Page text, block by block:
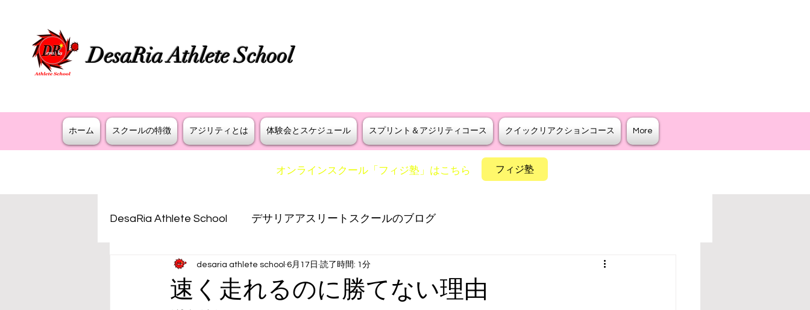
DesaRia Athlete School
ホーム スクールの特徴 アジリティとは 体験会とスケジュール スプリント＆アジリティコース クイックリアクションコース More
​オンラインスクール「フィジ塾」はこちら フィジ塾
DesaRia Athlete School デサリアアスリートスクールのブログ
速く走れるのに勝てない理由
desaria athlete school 6月17日 読了時間: 1分